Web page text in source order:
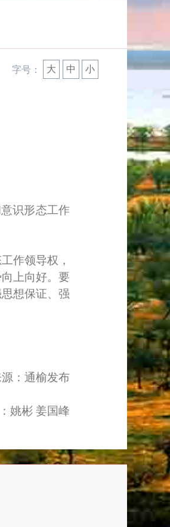
小
中
大
字号：
识形态工作
作领导权，
上向好。要
想保证、强
：通榆发布
姚彬 姜国峰